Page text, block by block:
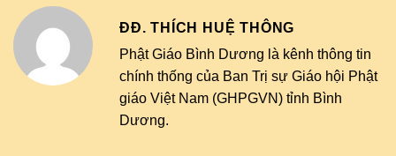
ĐĐ. THÍCH HUỆ THÔNG
Phật Giáo Bình Dương là kênh thông tin
chính thống của Ban Trị sự Giáo hội Phật
giáo Việt Nam (GHPGVN) tỉnh Bình
Dương.